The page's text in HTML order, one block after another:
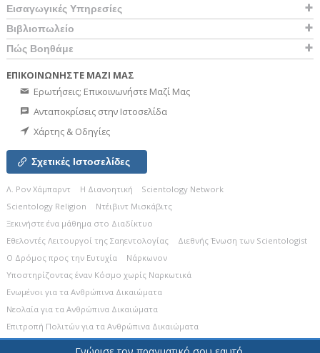
Εισαγωγικές Υπηρεσίες
Βιβλιοπωλείο
Πώς Βοηθάμε
ΕΠΙΚΟΙΝΩΝΗΣΤΕ ΜΑΖΙ ΜΑΣ
Ερωτήσεις; Επικοινωνήστε Μαζί Μας
Ανταποκρίσεις στην Ιστοσελίδα
Χάρτης & Οδηγίες
Σχετικές Ιστοσελίδες
Λ. Ρον Χάμπαρντ Η Διανοητική
Scientology Network
Scientology Religion
Ντέιβιντ Μισκάβιτς
Ξεκινήστε ένα μάθημα στο Διαδίκτυο
Εθελοντές Λειτουργοί της Σαηεντολογίας
Διεθνής Ένωση των Scientologist
Ο Δρόμος προς την Ευτυχία
Νάρκωνον
Υποστηρίζοντας έναν Κόσμο χωρίς Ναρκωτικά
Ενωµένοι για τα Ανθρώπινα Δικαιώµατα
Νεολαία για τα Ανθρώπινα Δικαιώματα
Επιτροπή Πολιτών για τα Ανθρώπινα Δικαιώματα
Church of Scientology Celebrity Centre International.Όλα τα